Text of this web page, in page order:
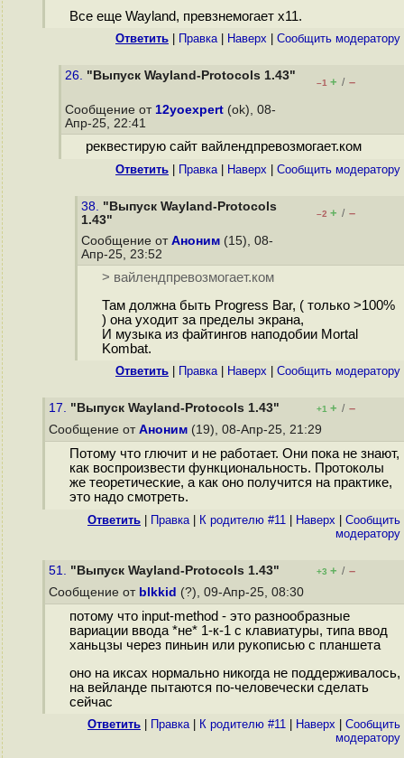
Все еще Wayland, превзнемогает x11.
Ответить Правка| Наверх Cообщить модератору
26. "Выпуск Wayland-Protocols 1.43"
–1 + / –
Сообщение от 12yoexpert (ok), 08-
Апр-25, 22:41
реквестирую сайт вайлендпревозмогает.ком
Ответить Правка| Наверх Cообщить модератору
38. "Выпуск Wayland-Protocols
1.43"
–2 + / –
Сообщение от Аноним (15), 08-
Апр-25, 23:52
> вайлендпревозмогает.ком
Там должна быть Progress Bar, ( только >100%
) она уходит за пределы экрана,
И музыка из файтингов наподобии Mortal
Kombat.
Ответить Правка| Наверх Cообщить модератору
17. "Выпуск Wayland-Protocols 1.43" +1 + / –
Сообщение от Аноним (19), 08-Апр-25, 21:29
Потому что глючит и не работает. Они пока не знают,
как воспроизвести функциональность. Протоколы
же теоретические, а как оно получится на практике,
это надо смотреть.
Ответить Правка| К родителю #11 Наверх
Cообщить
модератору
51. "Выпуск Wayland-Protocols 1.43" +3 + / –
Сообщение от blkkid (?), 09-Апр-25, 08:30
потому что input-method - это разнообразные
вариации ввода *не* 1-к-1 с клавиатуры, типа ввод
ханьцзы через пиньин или рукописью с планшета
оно на иксах нормально никогда не поддерживалось,
на вейланде пытаются по-человечески сделать
сейчас
Ответить Правка| К родителю #11 Наверх
Cообщить
модератору